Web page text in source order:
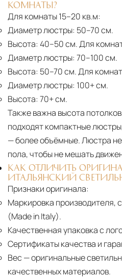
КОМНАТЫ?
Для комнаты 15–20 кв.м:
Диаметр люстры: 50–70 см.
Высота: 40–50 см. Для
Диаметр люстры: 70–100 см.
Высота: 50–70 см. Для
Диаметр люстры: 100+ см.
Высота: 70+ см.
Также важна высота
подходят компактные
— более объёмные. Люстра
пола, чтобы не мешать
КАК ОТЛИЧИТЬ
ИТАЛЬЯНСКИЙ
Признаки оригинала:
Маркировка производителя,
(Made in Italy).
Качественная упаковка с
Сертификаты качества и
Вес — оригинальные
качественных материалов.